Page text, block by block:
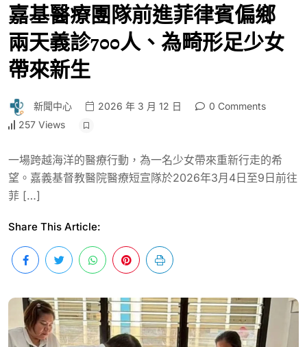
嘉基醫療團隊前進菲律賓偏鄉
兩天義診700人、為畸形足少女
帶來新生
新聞中心 2026 年 3 月 12 日
0 Comments
257 Views
一場跨越海洋的醫療行動，為一名少女帶來重新行走的希
望。嘉義基督教醫院醫療短宣隊於2026年3月4日至9日前往
菲 […]
Share This Article: